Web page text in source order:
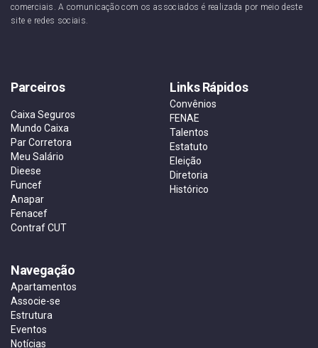
comerciais. A comunicação com os associados é realizada por meio deste
site e redes sociais.
Parceiros
Caixa Seguros
Mundo Caixa
Par Corretora
Meu Salário
Dieese
Funcef
Anapar
Fenacef
Contraf CUT
Links Rápidos
Convênios
FENAE
Talentos
Estatuto
Eleição
Diretoria
Histórico
Navegação
Apartamentos
Associe-se
Estrutura
Eventos
Notícias